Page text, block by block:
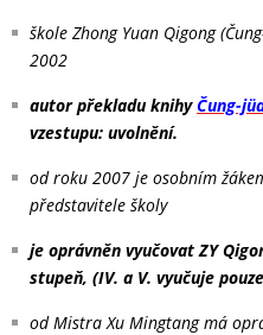
škole Zhong Yuan Qigong
2002
autor překladu knihyČung-
vzestupu: uvolnění.
od roku 2007 je osobním
představitele školy
je oprávněn vyučovat ZY
stupeň, (IV. a V. vyučuje
od Mistra Xu Mingtang má